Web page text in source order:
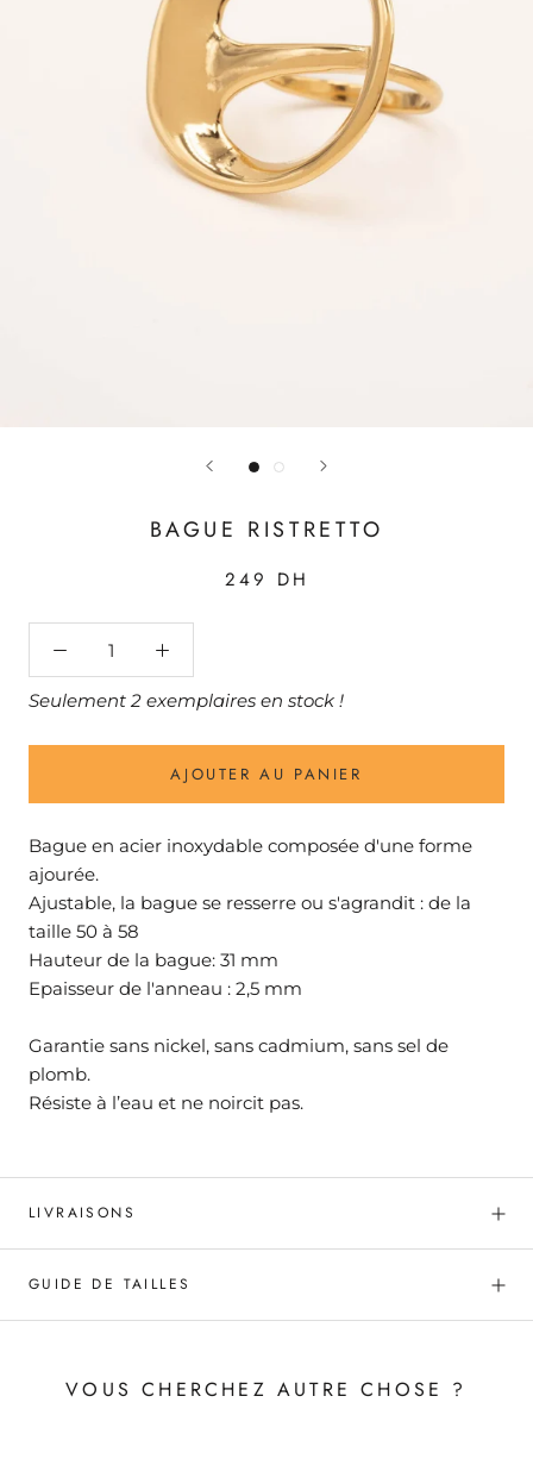
BAGUE RISTRETTO
249 DH
Seulement 2 exemplaires en stock !
AJOUTER AU PANIER
Bague en acier inoxydable composée d'une forme
ajourée.
Ajustable, la bague se resserre ou s'agrandit : de la
taille 50 à 58
Hauteur de la bague: 31 mm
Epaisseur de l'anneau : 2,5 mm
Garantie sans nickel, sans cadmium, sans sel de
plomb.
Résiste à l’eau et ne noircit pas.
LIVRAISONS
GUIDE DE TAILLES
VOUS CHERCHEZ AUTRE CHOSE ?